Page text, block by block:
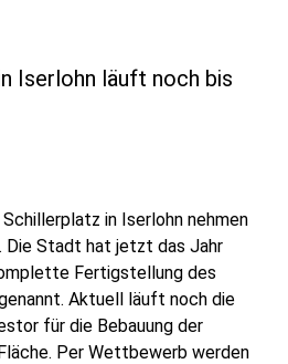
Iserlohn läuft noch bis
in Iserlohn nehmen
Die Stadt hat jetzt das Jahr
Fertigstellung des
Aktuell läuft noch die
für die Bebauung der
Per Wettbewerb werden